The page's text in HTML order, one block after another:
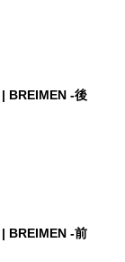
BREIMEN -後
BREIMEN -前